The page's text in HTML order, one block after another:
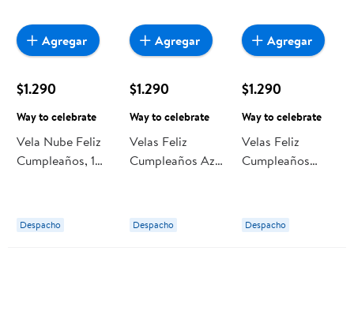
$1.290
Way to celebrate
Vela Nube Feliz
Cumpleaños, 1
Despacho
Agregar
$1.290
Way to celebrate
Velas Feliz
Cumpleaños Azul
Despacho
Agregar
$1.290
Way to celebrate
Velas Feliz
Cumpleaños
Despacho
Agregar